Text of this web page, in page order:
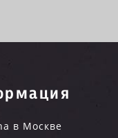
в Москве